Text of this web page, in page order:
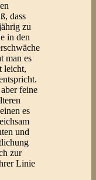
dass
zu
in den
man es
leicht,
feine
es
und
zur
Linie